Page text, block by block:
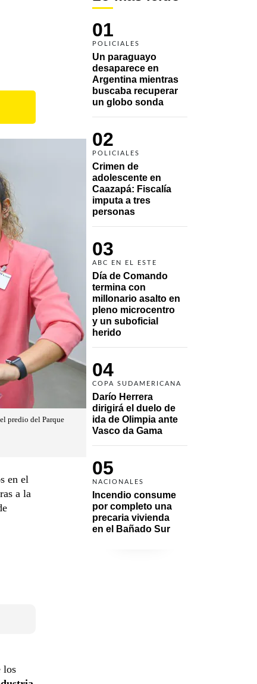
01
POLICIALES
Un paraguayo
desaparece en
Argentina mientras
buscaba recuperar
un globo sonda
02
POLICIALES
Crimen de
adolescente en
Caazapá: Fiscalía
imputa a tres
personas
03
ABC EN EL ESTE
Día de Comando
termina con
millonario asalto en
pleno microcentro
y un suboficial
herido
04
COPA SUDAMERICANA
Darío Herrera
dirigirá el duelo de
ida de Olimpia ante
Vasco da Gama
05
NACIONALES
Incendio consume
por completo una
precaria vivienda
en el Bañado Sur
predio del Parque
en el
a la
los